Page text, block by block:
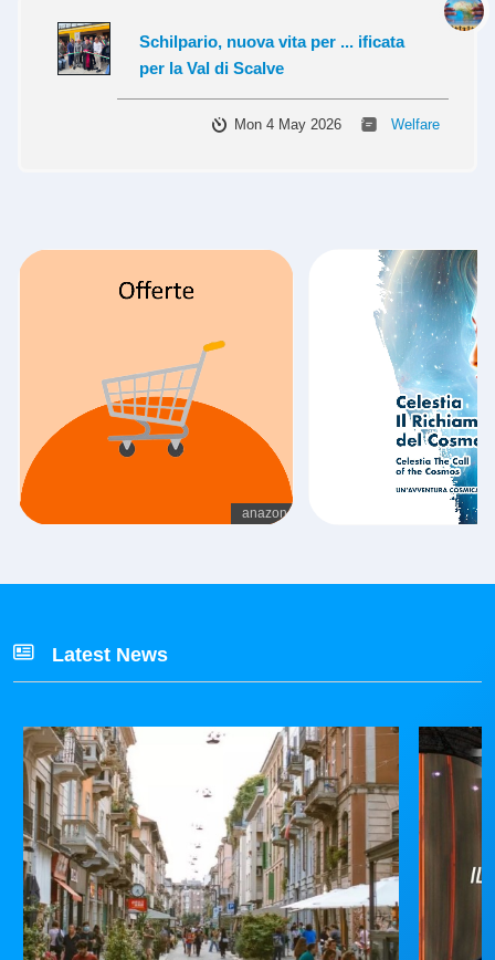
Schilpario, nuova vita per ... ificata
per la Val di Scalve
Mon 4 May 2026 Welfare
Latest News